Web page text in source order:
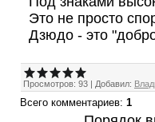
Это не просто
Дзюдо - это
Просмотров: 93 Добавил:
Всего комментариев: 1